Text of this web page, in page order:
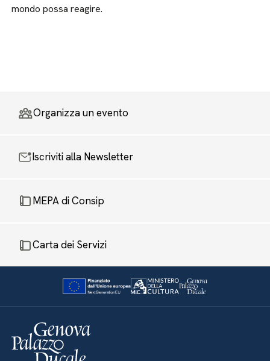
mondo possa reagire.
Organizza un evento
Iscriviti alla Newsletter
MEPA di Consip
Carta dei Servizi